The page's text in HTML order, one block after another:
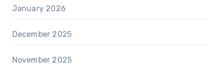
January 2026
December 2025
November 2025